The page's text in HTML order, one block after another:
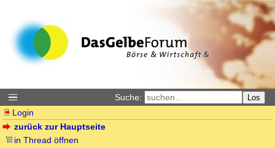
Suche: Los
Login
zurück zur Hauptseite
in Thread öffnen